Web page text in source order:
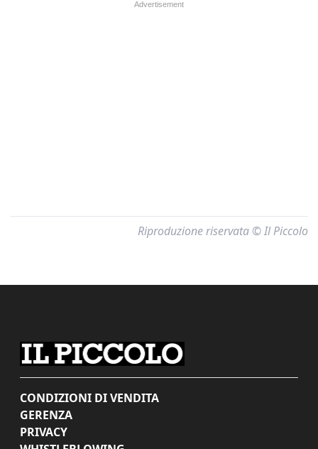
Riproduzione riservata © Il Piccolo
CONDIZIONI DI VENDITA
GERENZA
PRIVACY